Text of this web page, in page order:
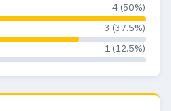
4 (50%)
3 (37.5%)
1 (12.5%)